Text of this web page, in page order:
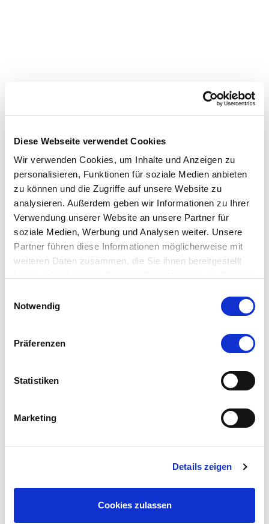
Diese Webseite verwendet Cookies
Wir verwenden Cookies, um Inhalte und Anzeigen zu
personalisieren, Funktionen für soziale Medien anbieten
zu können und die Zugriffe auf unsere Website zu
analysieren. Außerdem geben wir Informationen zu Ihrer
Verwendung unserer Website an unsere Partner für
soziale Medien, Werbung und Analysen weiter. Unsere
Partner führen diese Informationen möglicherweise mit
weiteren Daten zusammen, die Sie ihnen bereitgestellt
Notwendig
Präferenzen
Statistiken
Marketing
Details zeigen
Cookies zulassen